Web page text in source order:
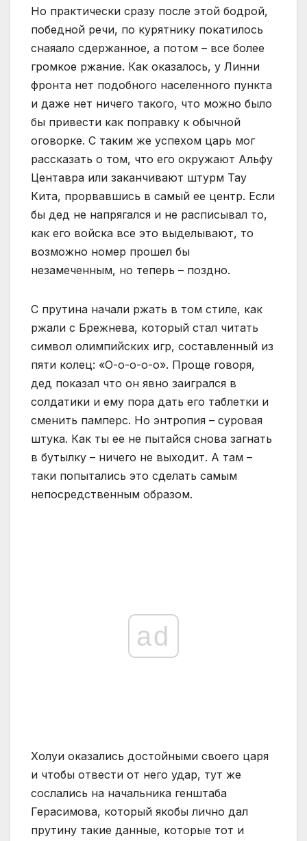
Но практически сразу после этой бодрой,
победной речи, по курятнику покатилось
снаяало сдержанное, а потом – все более
громкое ржание. Как оказалось, у Линни
фронта нет подобного населенного пункта
и даже нет ничего такого, что можно было
бы привести как поправку к обычной
оговорке. С таким же успехом царь мог
рассказать о том, что его окружают Альфу
Центавра или заканчивают штурм Тау
Кита, прорвавшись в самый ее центр. Если
бы дед не напрягался и не расписывал то,
как его войска все это выделывают, то
возможно номер прошел бы
незамеченным, но теперь – поздно.
С прутина начали ржать в том стиле, как
ржали с Брежнева, который стал читать
символ олимпийских игр, составленный из
пяти колец: «О-о-о-о-о». Проще говоря,
дед показал что он явно заигрался в
солдатики и ему пора дать его таблетки и
сменить памперс. Но энтропия – суровая
штука. Как ты ее не пытайся снова загнать
в бутылку – ничего не выходит. А там –
таки попытались это сделать самым
непосредственным образом.
ad
Холуи оказались достойными своего царя
и чтобы отвести от него удар, тут же
сослались на начальника генштаба
Герасимова, который якобы лично дал
прутину такие данные, которые тот и